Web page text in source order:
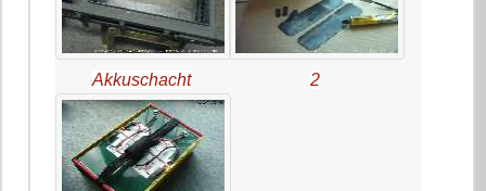
Akkuschacht 2